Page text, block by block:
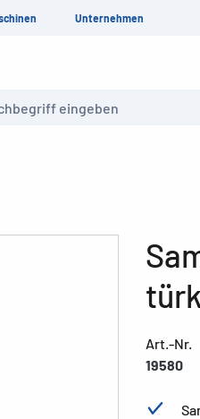
Unternehmen
Art.-Nr.
19580